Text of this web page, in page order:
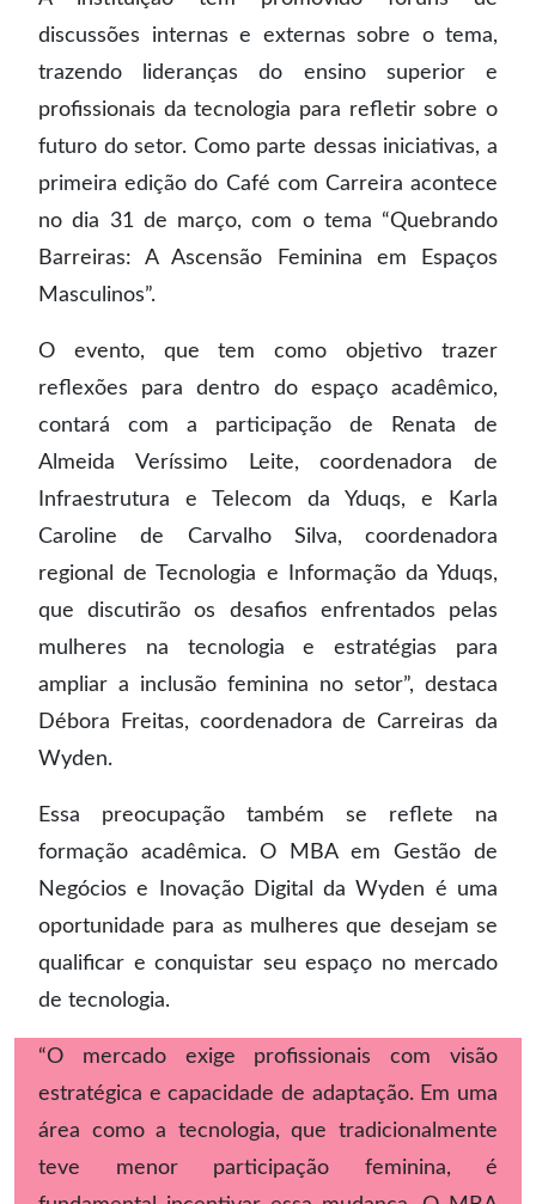
discussões internas e externas sobre o tema,
trazendo lideranças do ensino superior e
profissionais da tecnologia para refletir sobre o
futuro do setor. Como parte dessas iniciativas, a
primeira edição do Café com Carreira acontece
no dia 31 de março, com o tema “Quebrando
Barreiras: A Ascensão Feminina em Espaços
Masculinos”.
O evento, que tem como objetivo trazer
reflexões para dentro do espaço acadêmico,
contará com a participação de Renata de
Almeida Veríssimo Leite, coordenadora de
Infraestrutura e Telecom da Yduqs, e Karla
Caroline de Carvalho Silva, coordenadora
regional de Tecnologia e Informação da Yduqs,
que discutirão os desafios enfrentados pelas
mulheres na tecnologia e estratégias para
ampliar a inclusão feminina no setor”, destaca
Débora Freitas, coordenadora de Carreiras da
Wyden.
Essa preocupação também se reflete na
formação acadêmica. O MBA em Gestão de
Negócios e Inovação Digital da Wyden é uma
oportunidade para as mulheres que desejam se
qualificar e conquistar seu espaço no mercado
de tecnologia.
“O mercado exige profissionais com visão
estratégica e capacidade de adaptação. Em uma
área como a tecnologia, que tradicionalmente
teve menor participação feminina, é